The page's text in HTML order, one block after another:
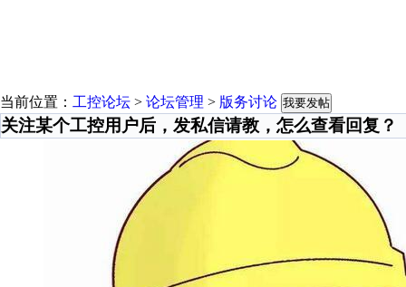
当前位置： 工控论坛 > 论坛管理 > 版务讨论 我要发帖
关注某个工控用户后，发私信请教，怎么查看回复？